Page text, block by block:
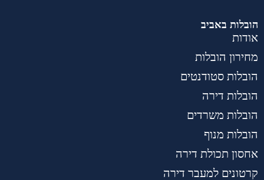
הובלות באביב
אודות
מחירון הובלות
הובלות סטודנטים
הובלות דירה
הובלות משרדים
הובלות מנוף
אחסון תכולת דירה
קרטונים למעבר דירה